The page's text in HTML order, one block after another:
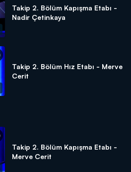
Takip 2. Bölüm Kapışma Etabı -
Nadir Çetinkaya
Takip 2. Bölüm Hız Etabı - Merve
Cerit
Takip 2. Bölüm Kapışma Etabı -
Merve Cerit